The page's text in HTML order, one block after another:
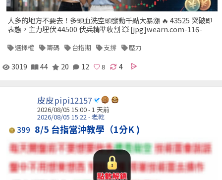
人多的地方不要去！多頭血洗空頭發動千點大暴漲 🔥 43525 突破即
表態，主力埋伏 44500 伏兵精準收割 💥 [jpg]wearn.com-116-
選擇權 籌碼 台指期 支撐 壓力
3019 44 20 12 4
皮皮pipi12157
2026/08/05 15:00 - 1 天前
2026/08/05 15:22 - 老乾
399 8/5 台指當沖教學（1分K )